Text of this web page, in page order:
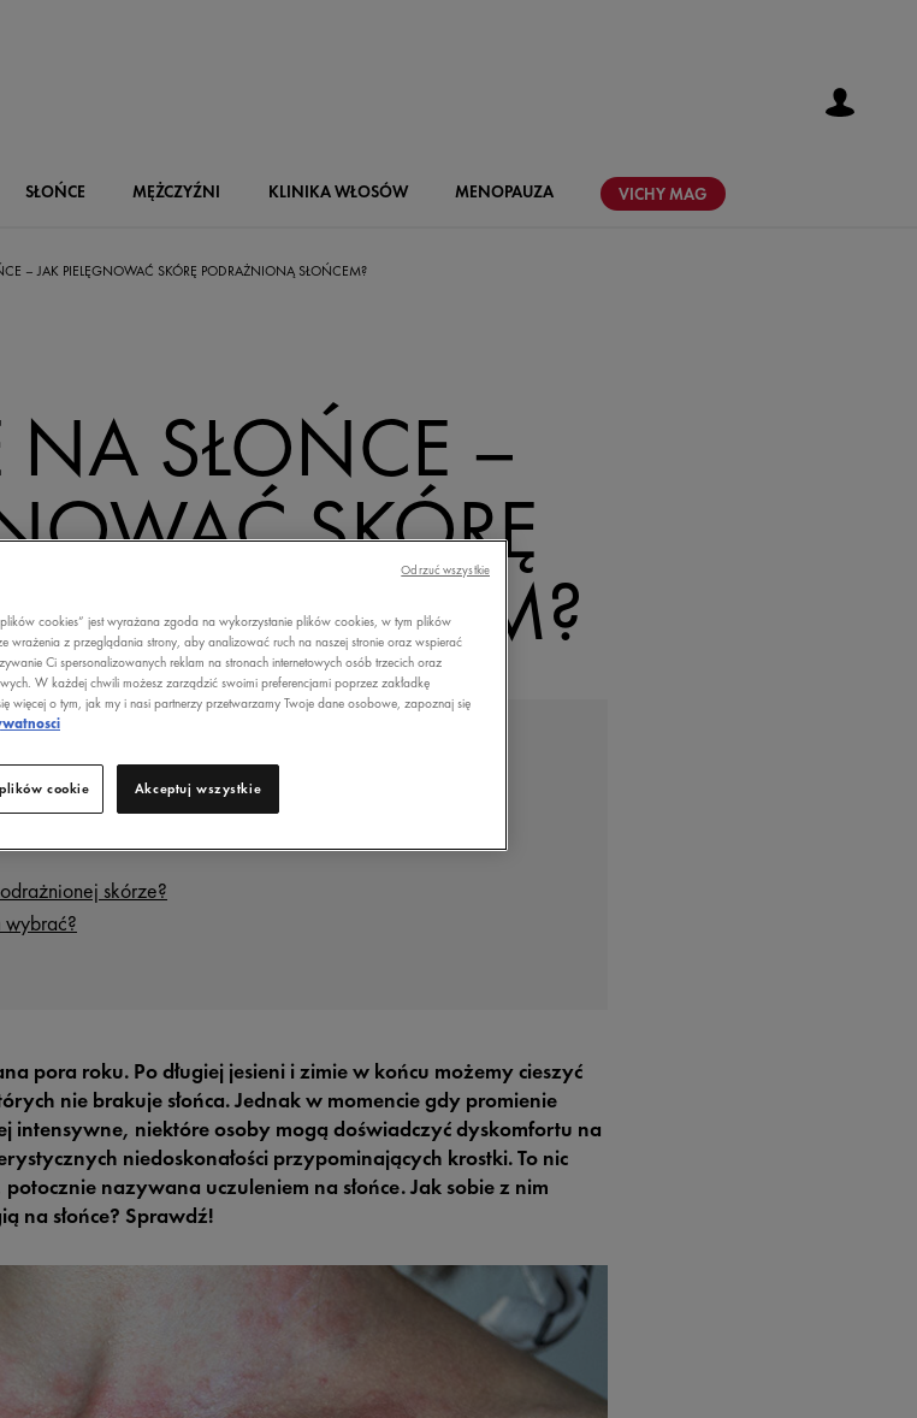
SŁOŃCE MĘŻCZYŹNI KLINIKA WŁOSÓW MENOPAUZA VICHY MAG
– JAK PIELĘGNOWAĆ SKÓRĘ PODRAŻNIONĄ SŁOŃCEM?
NA SŁOŃCE –
SKÓRĘ
SŁOŃCEM?
skórze?
wybrać?
pora roku. Po długiej jesieni i zimie w końcu możemy cieszyć
nie brakuje słońca. Jednak w momencie gdy promienie
intensywne, niektóre osoby mogą doświadczyć dyskomfortu na
niedoskonałości przypominających krostki. To nic
nazywana uczuleniem na słońce. Jak sobie z nim
na słońce? Sprawdź!
cookies” jest wyrażana zgoda na wykorzystanie plików cookies, w tym plików
wrażenia z przeglądania strony, aby analizować ruch na naszej stronie oraz wspierać
Ci spersonalizowanych reklam na stronach internetowych osób trzecich oraz
W każdej chwili możesz zarządzić swoimi preferencjami poprzez zakładkę
więcej o tym, jak my i nasi partnerzy przetwarzamy Twoje dane osobowe, zapoznaj się
cookie Akceptuj wszystkie
Odrzuć wszystkie